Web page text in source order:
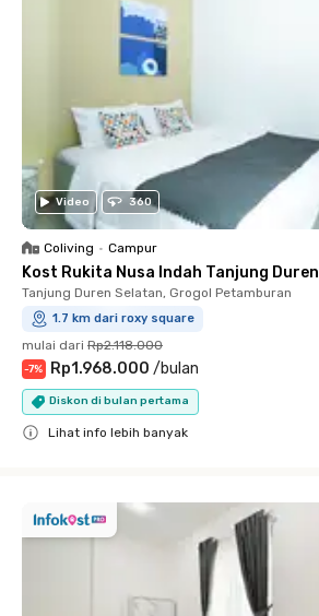
Video 360
Coliving • Campur
Kost Rukita Nusa Indah Tanjung Duren
Tanjung Duren Selatan, Grogol Petamburan
1.7 km dari roxy square
mulai dari Rp2.118.000
-7% Rp1.968.000 /bulan
Diskon di bulan pertama
Lihat info lebih banyak